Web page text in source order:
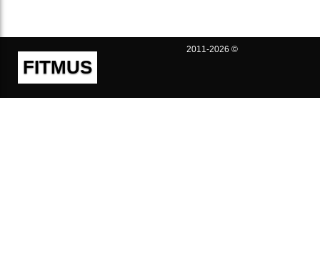
FITMUS
2011-2026 ©